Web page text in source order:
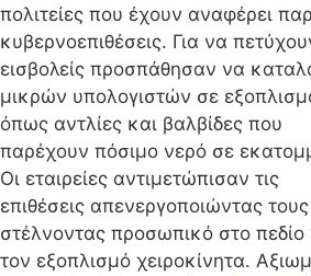
πολιτείες που έχουν αναφέρει
κυβερνοεπιθέσεις. Για να
εισβολείς προσπάθησαν να
μικρών υπολογιστών σε
όπως αντλίες και βαλβίδες που
παρέχουν πόσιμο νερό σε
Οι εταιρείες αντιμετώπισαν τις
επιθέσεις απενεργοποιώντας
στέλνοντας προσωπικό στο πεδίο
τον εξοπλισμό χειροκίνητα.